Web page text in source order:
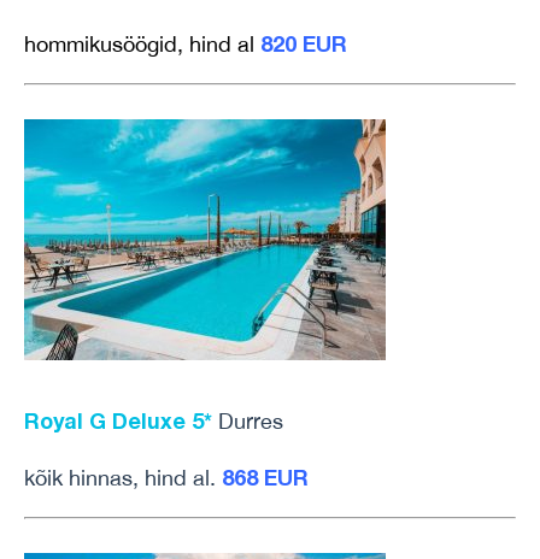
hommikusöögid, hind al 820 EUR
Royal G Deluxe 5* Durres
kõik hinnas, hind al. 868 EUR